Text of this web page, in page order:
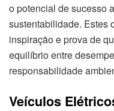
o potencial de sucesso
sustentabilidade. Estes
inspiração e prova de
equilíbrio entre
responsabilidade
Veículos